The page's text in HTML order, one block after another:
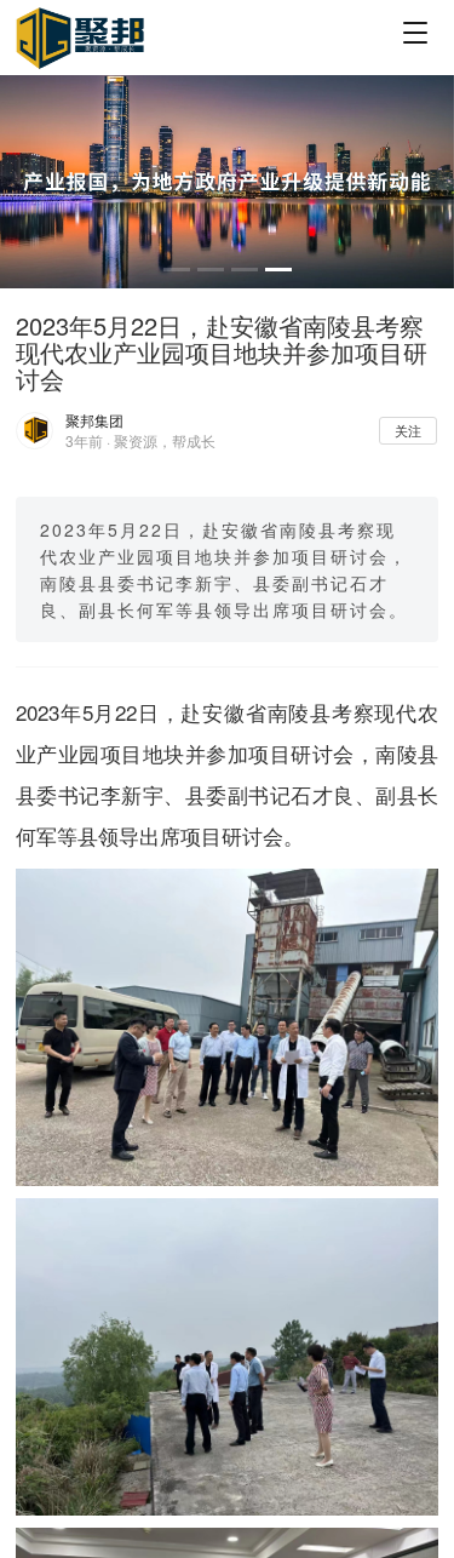
T
g
e
n
a
i
t
i
o
2023年5月22日，赴安徽省南陵县考察
现代农业产业园项目地块并参加项目研
讨会
聚邦集团
3年前 · 聚资源，帮成长
关注
2023年5月22日，赴安徽省南陵县考察现
代农业产业园项目地块并参加项目研讨会，
南陵县县委书记李新宇、县委副书记石才
良、副县长何军等县领导出席项目研讨会。
2023年5月22日，赴安徽省南陵县考察现代农
业产业园项目地块并参加项目研讨会，南陵县
县委书记李新宇、县委副书记石才良、副县长
何军等县领导出席项目研讨会。